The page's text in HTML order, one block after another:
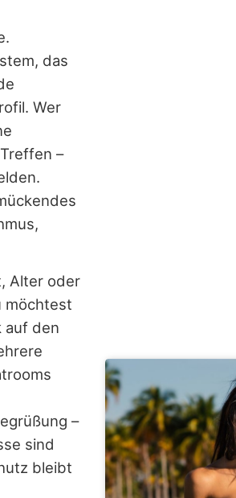
das
Wer
–
Alter oder
möchtest
auf den
–
sind
bleibt